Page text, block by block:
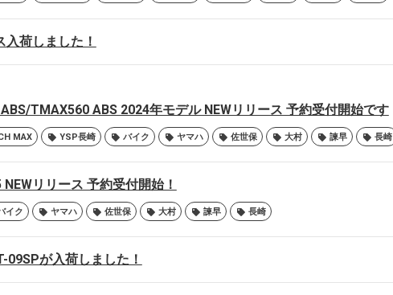
荷しました！
TMAX560 ABS 2024年モデル NEWリリース 予約受付開始です
MAX YSP長崎 バイク ヤマハ 佐世保 大村 諫早 長崎
リリース 予約受付開始！
イク ヤマハ 佐世保 大村 諫早 長崎
が入荷しました！